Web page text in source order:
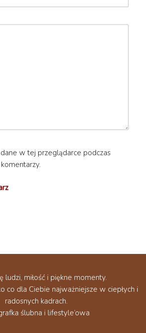
w tej przeglądarce podczas
ludzi, miłość i piękne momenty.
co dla Ciebie najważniejsze w ciepłych i
radosnych kadrach.
ślubna i lifestyle’owa